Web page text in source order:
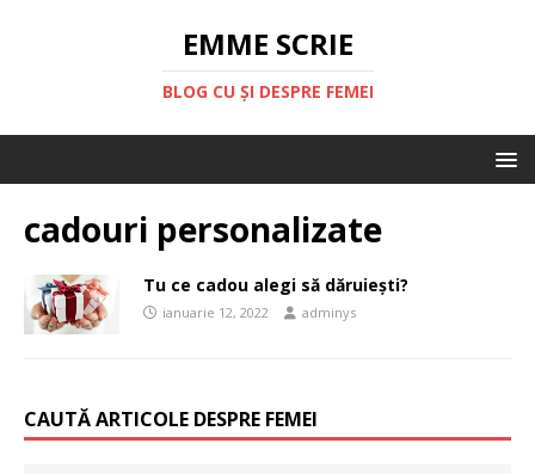
EMME SCRIE
BLOG CU ȘI DESPRE FEMEI
cadouri personalizate
Tu ce cadou alegi să dăruiești?
ianuarie 12, 2022 adminys
CAUTĂ ARTICOLE DESPRE FEMEI